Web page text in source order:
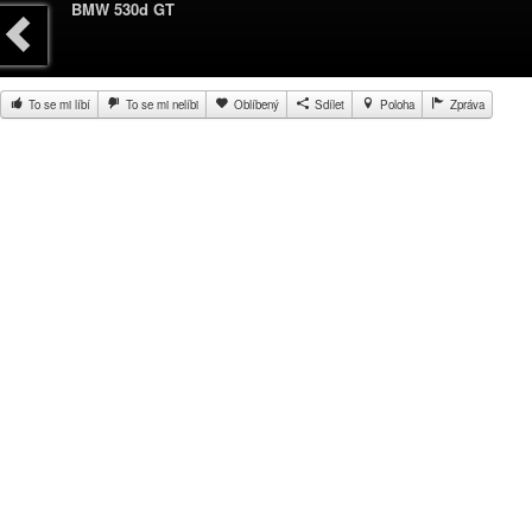
BMW 530d GT
To se mi líbí To se mi nelíbi Oblíbený Sdílet Poloha Zpráva